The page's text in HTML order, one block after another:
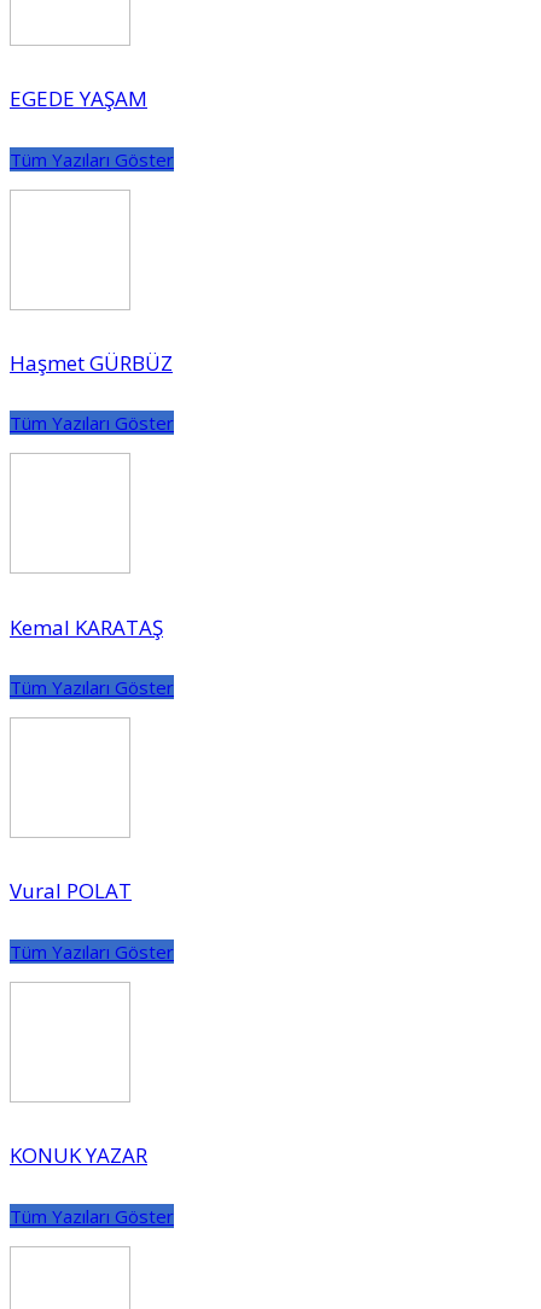
EGEDE YAŞAM
Tüm Yazıları Göster
Haşmet GÜRBÜZ
Tüm Yazıları Göster
Kemal KARATAŞ
Tüm Yazıları Göster
Vural POLAT
Tüm Yazıları Göster
KONUK YAZAR
Tüm Yazıları Göster